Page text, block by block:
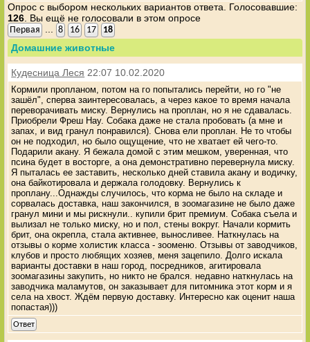
Опрос с выбором нескольких вариантов ответа. Голосовавшие:
126 . Вы ещё не голосовали в этом опросе
Первая 8 16 17 18
Домашние животные
Кудесница Леся 22:07 10.02.2020
Кормили пропланом, потом на го попытались перейти, но го "не
зашёл", сперва заинтересовалась, а через какое то время начала
переворачивать миску. Вернулись на проплан, но я не сдавалась.
Приобрели Фреш Нау. Собака даже не стала пробовать (а мне и
запах, и вид гранул понравился). Снова ели проплан. Не то чтобы
он не подходил, но было ощущение, что не хватает ей чего-то.
Подарили акану. Я бежала домой с этим мешком, уверенная, что
псина будет в восторге, а она демонстративно перевернула миску.
Я пыталась ее заставить, несколько дней ставила акану и водичку,
она байкотировала и держала голодовку. Вернулись к
проплану...Однажды случилось, что корма не было на складе и
сорвалась доставка, наш закончился, в зоомагазине не было даже
гранул мини и мы рискнули.. купили брит премиум. Собака съела и
вылизал не только миску, но и пол, стены вокруг. Начали кормить
брит, она окрепла, стала активнее, выносливее. Наткнулась на
отзывы о корме холистик класса - зооменю. Отзывы от заводчиков,
клубов и просто любящих хозяев, меня зацепило. Долго искала
варианты доставки в наш город, посредников, агитировала
зоомагазины закупить, но никто не брался. недавно наткнулась на
заводчика маламутов, он заказывает для питомника этот корм и я
села на хвост. Ждём первую доставку. Интересно как оценит наша
попастая)))
Ответ